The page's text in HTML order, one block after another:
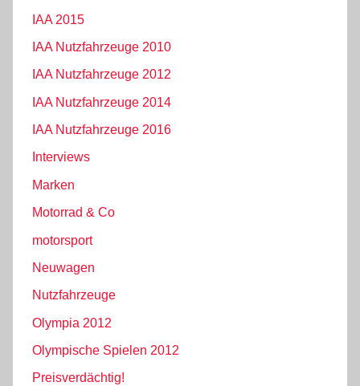
IAA 2015
IAA Nutzfahrzeuge 2010
IAA Nutzfahrzeuge 2012
IAA Nutzfahrzeuge 2014
IAA Nutzfahrzeuge 2016
Interviews
Marken
Motorrad & Co
motorsport
Neuwagen
Nutzfahrzeuge
Olympia 2012
Olympische Spielen 2012
Preisverdächtig!